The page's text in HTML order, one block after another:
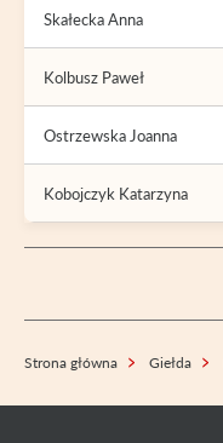
Skałecka Anna
Kolbusz Paweł
Ostrzewska Joanna
Kobojczyk Katarzyna
Strona główna Giełda